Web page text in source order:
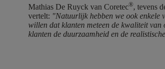
Mathias De Ruyck van Coretec®, tevens
vertelt: "Natuurlijk hebben we ook enkele
willen dat klanten meteen de kwaliteit van
klanten de duurzaamheid en de